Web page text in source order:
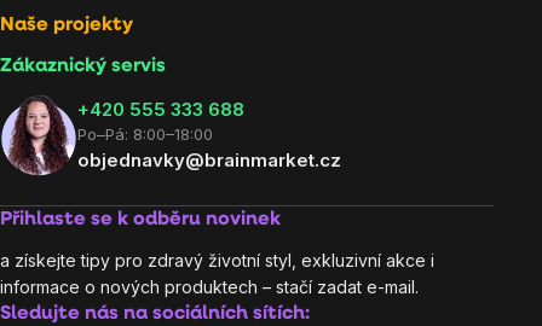
Naše projekty
Zákaznický servis
‭+420 555 333 688
Po–Pá: 8:00–18:00
objednavky@brainmarket.cz
Přihlaste se k odběru novinek
a získejte tipy pro zdravý životní styl, exkluzivní akce i
informace o nových produktech – stačí zadat e-mail.
Sledujte nás na sociálních sítích: